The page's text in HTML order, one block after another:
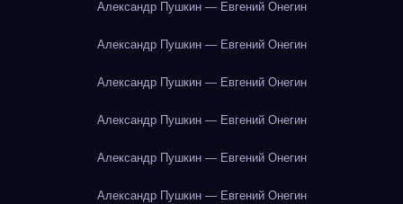
Александр Пушкин — Евгений Онегин
Александр Пушкин — Евгений Онегин
Александр Пушкин — Евгений Онегин
Александр Пушкин — Евгений Онегин
Александр Пушкин — Евгений Онегин
Александр Пушкин — Евгений Онегин